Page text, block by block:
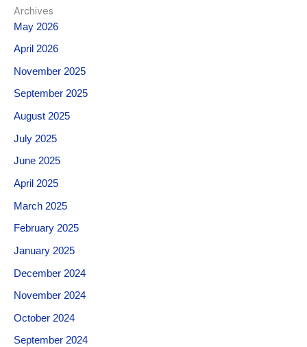
Archives
May 2026
April 2026
November 2025
September 2025
August 2025
July 2025
June 2025
April 2025
March 2025
February 2025
January 2025
December 2024
November 2024
October 2024
September 2024